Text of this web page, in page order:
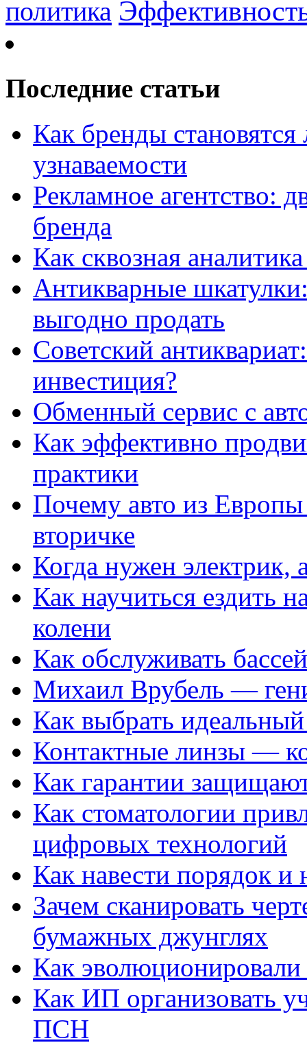
политика
Последние статьи
Как бренды
узнаваемости
Рекламное агентство:
бренда
Как сквозная
Антикварные
выгодно продать
Советский
инвестиция?
Обменный сервис с
Как эффективно
практики
Почему авто из
вторичке
Когда нужен электрик,
Как научиться ездить
колени
Как обслуживать
Михаил Врубель —
Как выбрать
Контактные линзы —
Как гарантии
Как стоматологии
цифровых технологий
Как навести порядок и
Зачем сканировать
бумажных джунглях
Как
Как ИП организовать
ПСН